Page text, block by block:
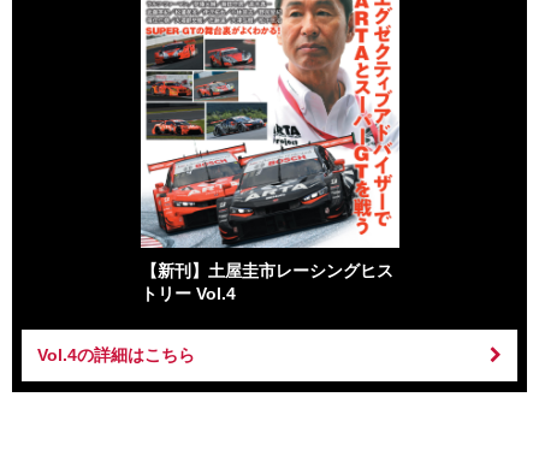
【新刊】土屋圭市レーシングヒス
トリー Vol.4
Vol.4の詳細はこちら